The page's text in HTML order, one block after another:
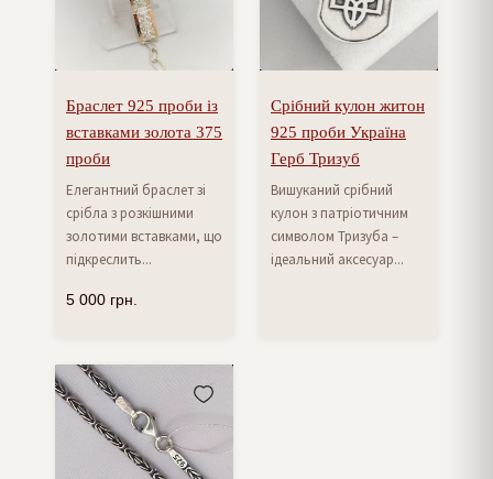
Браслет 925 проби із
вставками золота 375
проби
Елегантний браслет зі
срібла з розкішними
золотими вставками, що
підкреслить...
5 000 грн.
Срібний кулон житон
925 проби Україна
Герб Тризуб
Вишуканий срібний
кулон з патріотичним
символом Тризуба –
ідеальний аксесуар...